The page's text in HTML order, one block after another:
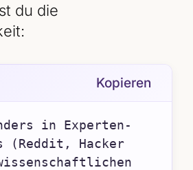
du die
Kopieren
in Experten-
(Reddit, Hacker